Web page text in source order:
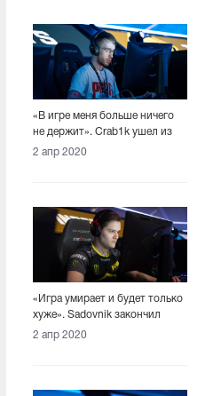
«В игре меня больше ничего
не держит». Crab1k ушел из
PUBG
2 апр 2020
«Игра умирает и будет только
хуже». Sadovnik закончил
карьеру игрока в PUBG
2 апр 2020